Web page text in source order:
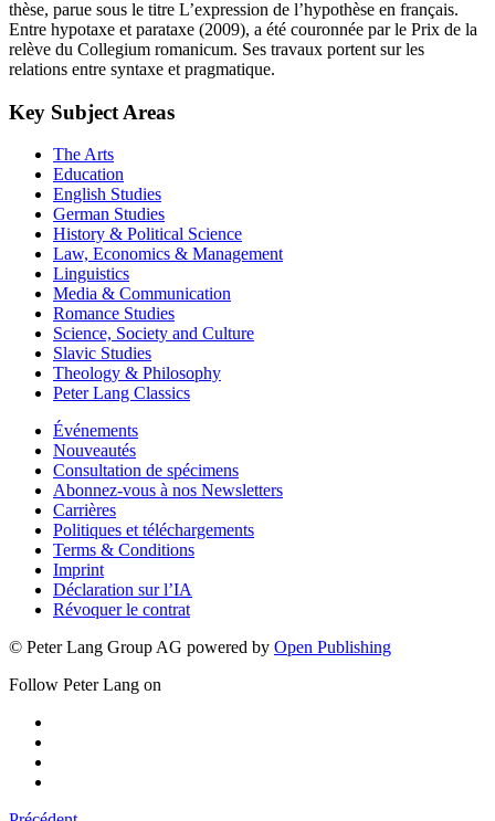
thèse, parue sous le titre L’expression de l’hypothèse en français.
Entre hypotaxe et parataxe (2009), a été couronnée par le Prix de la
relève du Collegium romanicum. Ses travaux portent sur les
relations entre syntaxe et pragmatique.
Key Subject Areas
The Arts
Education
English Studies
German Studies
History & Political Science
Law, Economics & Management
Linguistics
Media & Communication
Romance Studies
Science, Society and Culture
Slavic Studies
Theology & Philosophy
Peter Lang Classics
Événements
Nouveautés
Consultation de spécimens
Abonnez-vous à nos Newsletters
Carrières
Politiques et téléchargements
Terms & Conditions
Imprint
Déclaration sur l’IA
Révoquer le contrat
© Peter Lang Group AG powered by Open Publishing
Follow Peter Lang on